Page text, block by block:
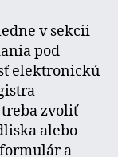
v sekcii
pod
elektronickú
–
zvoliť
alebo
a